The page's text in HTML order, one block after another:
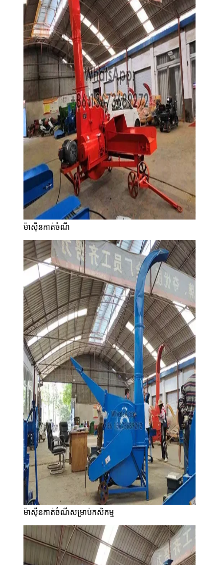
ម៉ាស៊ីនកាត់ចំណី
ម៉ាស៊ីនកាត់ចំណីសម្រាប់កសិកម្ម